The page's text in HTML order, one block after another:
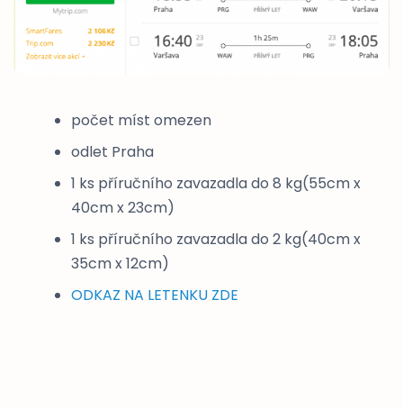
počet míst omezen
odlet Praha
1 ks příručního zavazadla do 8 kg(55cm x
40cm x 23cm)
1 ks příručního zavazadla do 2 kg(40cm x
35cm x 12cm)
ODKAZ NA LETENKU ZDE